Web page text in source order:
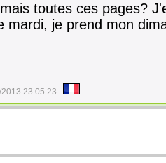
toutes ces pages?
mardi, je prend mon
23:05:23